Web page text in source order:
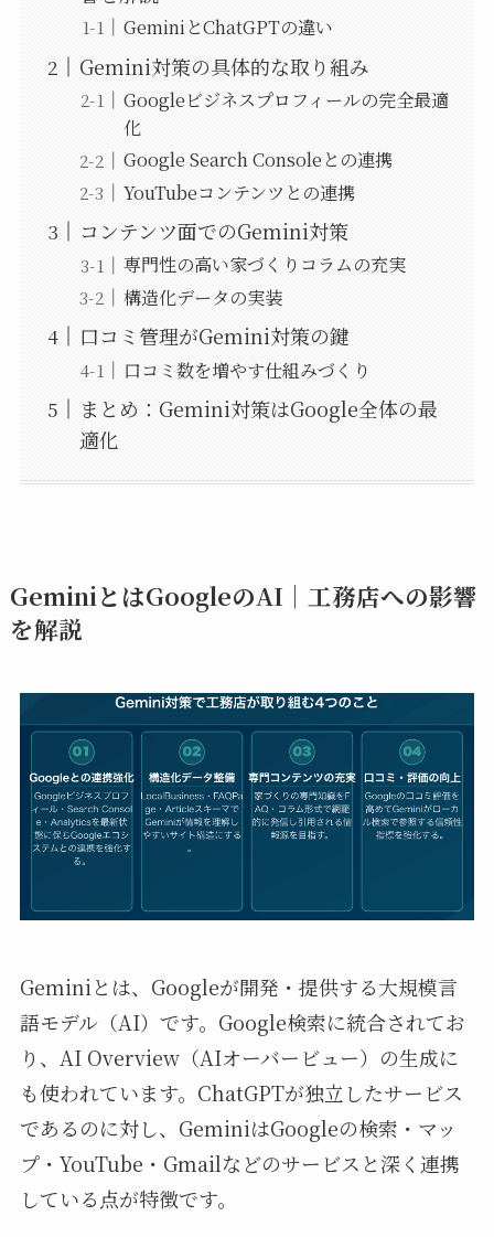
GeminiとChatGPTの違い
Gemini対策の具体的な取り組み
Googleビジネスプロフィールの完全最適
化
Google Search Consoleとの連携
YouTubeコンテンツとの連携
コンテンツ面でのGemini対策
専門性の高い家づくりコラムの充実
構造化データの実装
口コミ管理がGemini対策の鍵
口コミ数を増やす仕組みづくり
まとめ：Gemini対策はGoogle全体の最
適化
GeminiとはGoogleのAI｜工務店への影響
を解説
Geminiとは、Googleが開発・提供する大規模言
語モデル（AI）です。Google検索に統合されてお
り、AI Overview（AIオーバービュー）の生成に
も使われています。ChatGPTが独立したサービス
であるのに対し、GeminiはGoogleの検索・マッ
プ・YouTube・Gmailなどのサービスと深く連携
している点が特徴です。